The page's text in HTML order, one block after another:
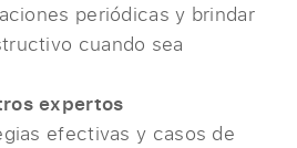
periódicas y brindar
cuando sea
expertos
efectivas y casos de